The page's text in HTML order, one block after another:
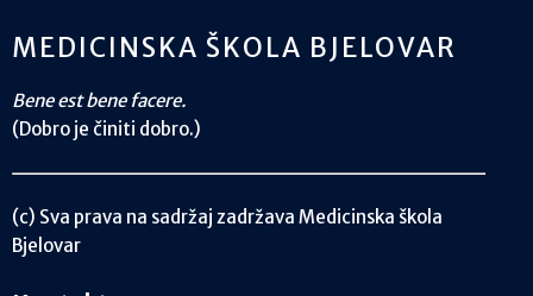
MEDICINSKA ŠKOLA BJELOVAR
Bene est bene facere.
(Dobro je činiti dobro.)
(c) Sva prava na sadržaj zadržava Medicinska škola
Bjelovar